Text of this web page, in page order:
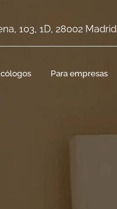
103, 1D, 28002 Madrid
Para empresas